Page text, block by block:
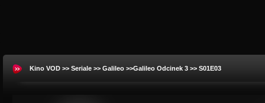
Kino VOD >> Seriale >> Galileo >>Galileo Odcinek 3 >> S01E03